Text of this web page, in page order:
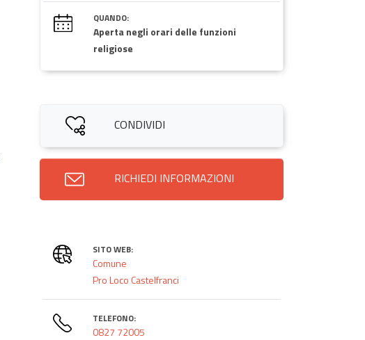
QUANDO:
Aperta negli orari delle funzioni
religiose
CONDIVIDI
RICHIEDI INFORMAZIONI
SITO WEB:
Comune
Pro Loco Castelfranci
TELEFONO:
0827 72005